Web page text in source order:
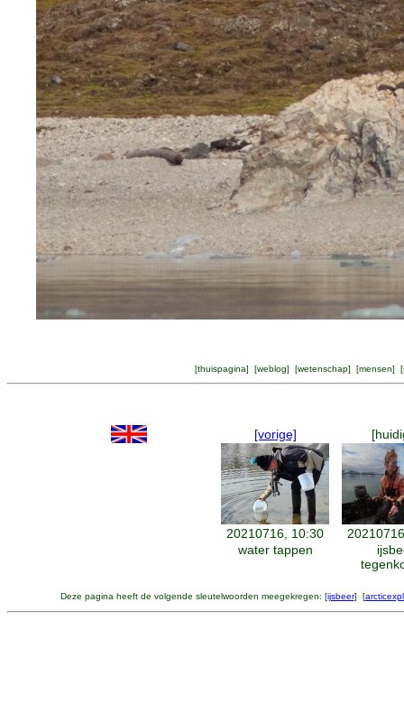
[thuispagina] [weblog] [wetenschap] [mensen] [
[vorige]
20210716, 10:30
water tappen
Deze pagina heeft de volgende sleutelwoorden meegekregen: [ijsbeer] [